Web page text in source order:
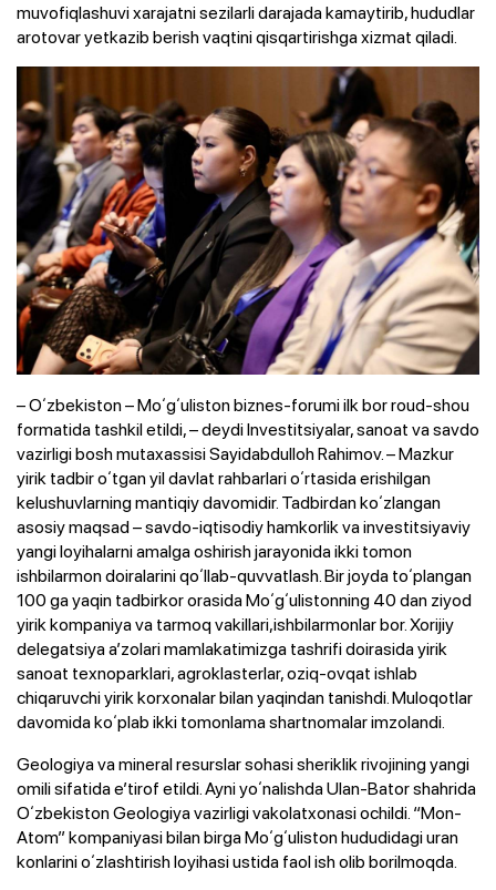
muvofiqlashuvi xarajatni sezilarli darajada kamaytirib, hududlar
arotovar yetkazib berish vaqtini qisqartirishga xizmat qiladi.
– Oʻzbekiston – Moʻgʻuliston biznes-forumi ilk bor roud-shou
formatida tashkil etildi, – deydi Investitsiyalar, sanoat va savdo
vazirligi bosh mutaxassisi Sayidabdulloh Rahimov. – Mazkur
yirik tadbir oʻtgan yil davlat rahbarlari oʻrtasida erishilgan
kelushuvlarning mantiqiy davomidir. Tadbirdan koʻzlangan
asosiy maqsad – savdo-iqtisodiy hamkorlik va investitsiyaviy
yangi loyihalarni amalga oshirish jarayonida ikki tomon
ishbilarmon doiralarini qoʻllab-quvvatlash. Bir joyda toʻplangan
100 ga yaqin tadbirkor orasida Moʻgʻulistonning 40 dan ziyod
yirik kompaniya va tarmoq vakillari,ishbilarmonlar bor. Xorijiy
delegatsiya aʼzolari mamlakatimizga tashrifi doirasida yirik
sanoat texnoparklari, agroklasterlar, oziq-ovqat ishlab
chiqaruvchi yirik korxonalar bilan yaqindan tanishdi. Muloqotlar
davomida koʻplab ikki tomonlama shartnomalar imzolandi.
Geologiya va mineral resurslar sohasi sheriklik rivojining yangi
omili sifatida eʼtirof etildi. Ayni yoʻnalishda Ulan-Bator shahrida
Oʻzbekiston Geologiya vazirligi vakolatxonasi ochildi. “Mon-
Atom” kompaniyasi bilan birga Moʻgʻuliston hududidagi uran
konlarini oʻzlashtirish loyihasi ustida faol ish olib borilmoqda.